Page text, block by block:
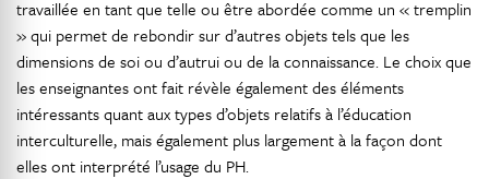
travaillée en tant que telle ou être abordée comme un « tremplin
» qui permet de rebondir sur d’autres objets tels que les
dimensions de soi ou d’autrui ou de la connaissance. Le choix que
les enseignantes ont fait révèle également des éléments
intéressants quant aux types d’objets relatifs à l’éducation
interculturelle, mais également plus largement à la façon dont
elles ont interprété l’usage du PH.